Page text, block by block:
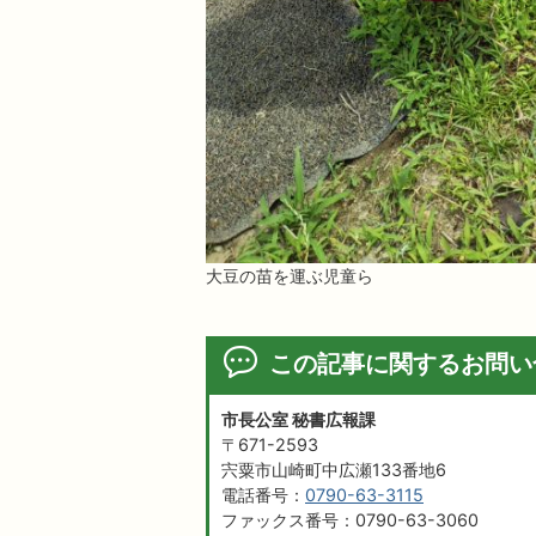
大豆の苗を運ぶ児童ら
この記事に関するお問
市長公室 秘書広報課
〒671-2593
宍粟市山崎町中広瀬133番地6
電話番号： 0790-63-3115
ファックス番号：0790-63-3060